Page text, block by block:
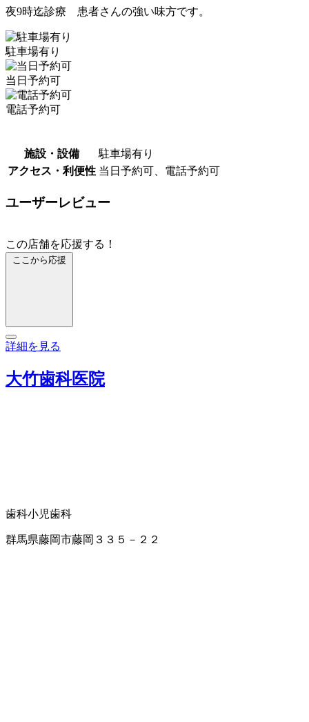
夜9時迄診療 患者さんの強い味方です。
駐車場有り
当日予約可
電話予約可
施設・設備
駐車場有り
アクセス・利便性 当日予約可、電話予約可
ユーザーレビュー
この店舗を応援する！
ここから応援
詳細を見る
大竹歯科医院
歯科小児歯科
群馬県藤岡市藤岡３３５－２２